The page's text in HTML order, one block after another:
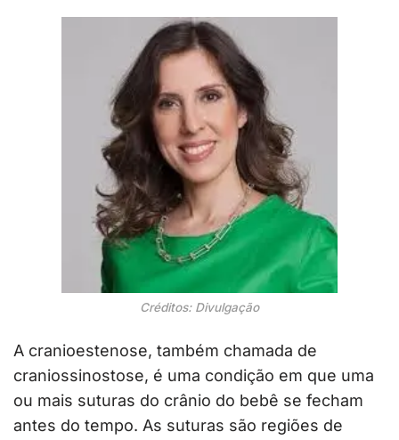
Créditos: Divulgação
A cranioestenose, também chamada de
craniossinostose, é uma condição em que uma
ou mais suturas do crânio do bebê se fecham
antes do tempo. As suturas são regiões de